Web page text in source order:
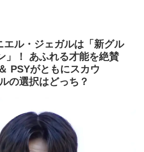
エル・ジェガルは「新グル
」！ あふれる才能を絶賛
PSYがともにスカウ
の選択はどっち？